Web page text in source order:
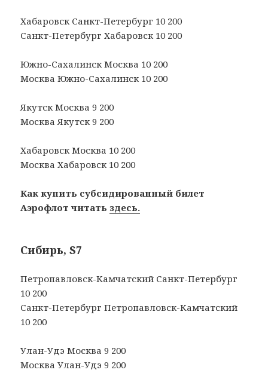
Хабаровск Санкт-Петербург 10 200
Санкт-Петербург Хабаровск 10 200
Южно-Сахалинск Москва 10 200
Москва Южно-Сахалинск 10 200
Якутск Москва 9 200
Москва Якутск 9 200
Хабаровск Москва 10 200
Москва Хабаровск 10 200
Как купить субсидированный билет
Аэрофлот читатьздесь.
Сибирь, S7
Петропавловск-Камчатский Санкт-Петербург
10 200
Санкт-Петербург Петропавловск-Камчатский
10 200
Улан-Удэ Москва 9 200
Москва Улан-Удэ 9 200